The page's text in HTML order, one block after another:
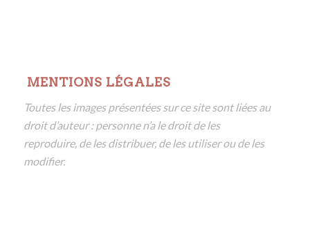
MENTIONS LÉGALES
Toutes les images présentées sur ce site sont liées au
droit d’auteur : personne n’a le droit de les
reproduire, de les distribuer, de les utiliser ou de les
modifier.